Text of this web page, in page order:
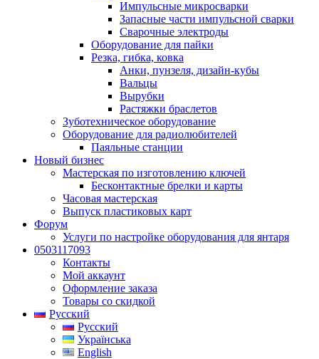
Импульсные микросварки
Запасные части импульсной сварки
Сварочные электроды
Оборудование для пайки
Резка, гибка, ковка
Анки, пунзеля, дизайн-кубы
Вальцы
Вырубки
Растяжки браслетов
Зуботехническое оборудование
Оборудование для радиолюбителей
Паяльные станции
Новый бизнес
Мастерская по изготовлению ключей
Бесконтактные брелки и карты
Часовая мастерская
Выпуск пластиковых карт
Форум
Услуги по настройке оборудования для янтаря
0503117093
Контакты
Мой аккаунт
Оформление заказа
Товары со скидкой
Русский
Русский
Українська
English